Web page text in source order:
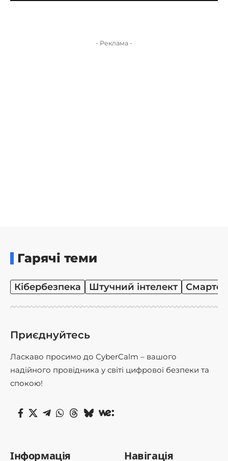
- Реклама -
Гарячі теми
Кібербезпека Штучний інтелект
Приєднуйтесь
Ласкаво просимо до CyberCalm – вашого
надійного провідника у світі цифрової безпеки та
спокою!
Інформація Навігація